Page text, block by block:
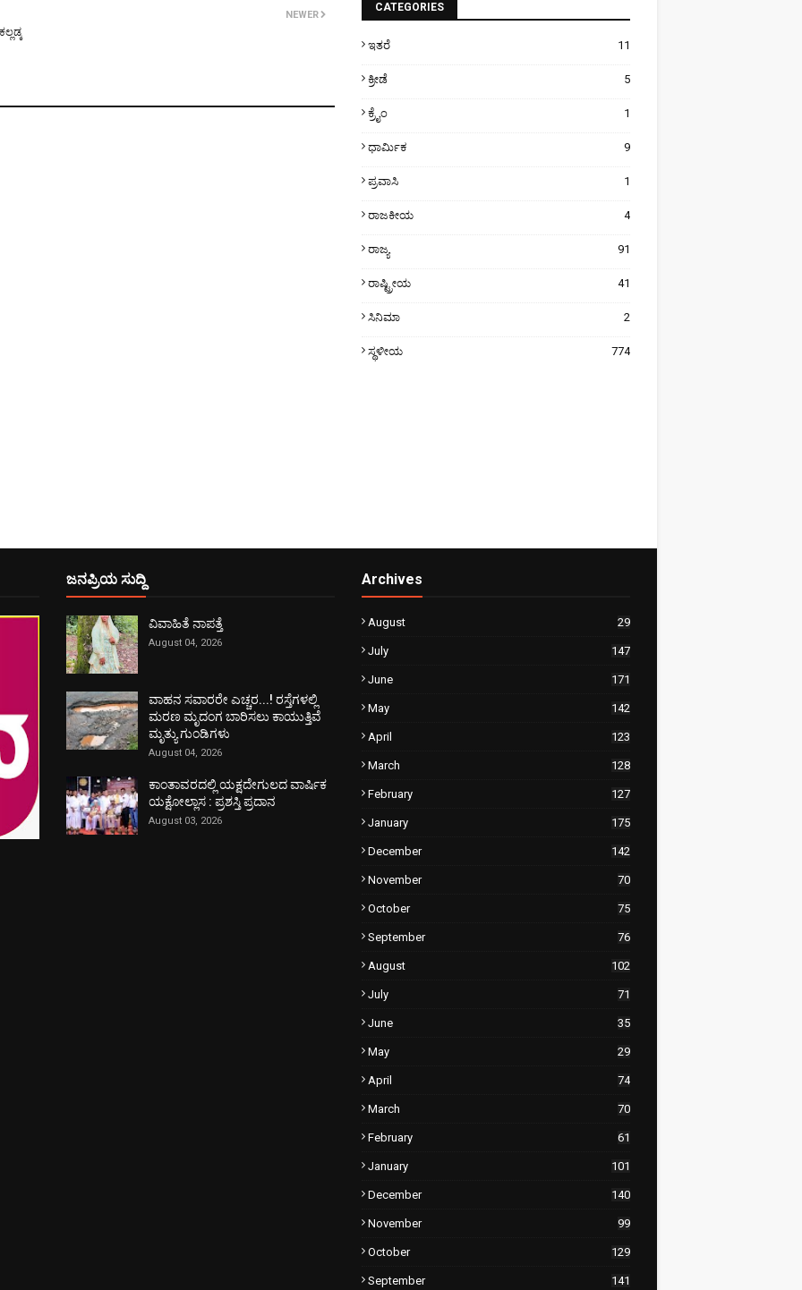
NEWER
CATEGORIES
ಇತರೆ 11
ಕ್ರೀಡೆ 5
ಕ್ರೈಂ 1
ಧಾರ್ಮಿಕ 9
ಪ್ರವಾಸಿ 1
ರಾಜಕೀಯ 4
ರಾಜ್ಯ 91
ರಾಷ್ಟ್ರೀಯ 41
ಸಿನಿಮಾ 2
ಸ್ಥಳೀಯ 774
ಜನಪ್ರಿಯ ಸುದ್ದಿ
ವಿವಾಹಿತೆ ನಾಪತ್ತೆ
August 04, 2026
ವಾಹನ ಸವಾರರೇ ಎಚ್ಚರ...! ರಸ್ತೆಗಳಲ್ಲಿ
ಮರಣ ಮೃದಂಗ ಬಾರಿಸಲು ಕಾಯುತ್ತಿವೆ
ಮೃತ್ಯು ಗುಂಡಿಗಳು
August 04, 2026
ಕಾಂತಾವರದಲ್ಲಿ ಯಕ್ಷದೇಗುಲದ ವಾರ್ಷಿಕ
ಯಕ್ಷೋಲ್ಲಾಸ : ಪ್ರಶಸ್ತಿ ಪ್ರದಾನ
August 03, 2026
Archives
August 29
July 147
June 171
May 142
April 123
March 128
February 127
January 175
December 142
November 70
October 75
September 76
August 102
July 71
June 35
May 29
April 74
March 70
February 61
January 101
December 140
November 99
October 129
September 141